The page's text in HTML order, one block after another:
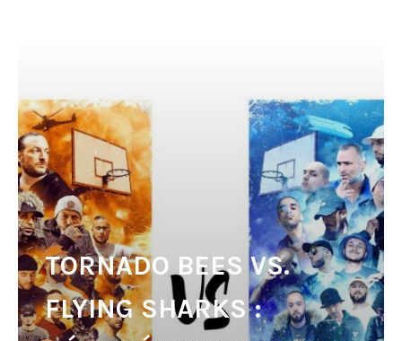
TORNADO BEES VS.
FLYING SHARKS :